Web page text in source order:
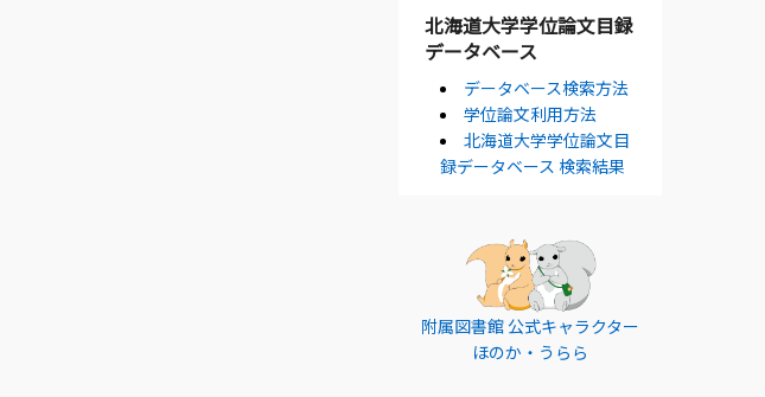
北海道大学学位論文目録
データベース
データベース検索方法
学位論文利用方法
北海道大学学位論文目
録データベース 検索結果
附属図書館 公式キャラクター
ほのか・うらら